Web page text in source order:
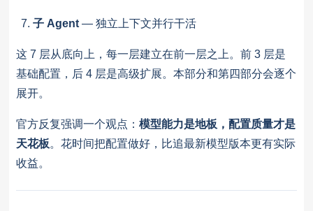
子 Agent — 独立上下文并行干活
这 7 层从底向上，每一层建立在前一层之上。前 3 层是
基础配置，后 4 层是高级扩展。本部分和第四部分会逐个
展开。
官方反复强调一个观点：模型能力是地板，配置质量才是
天花板。花时间把配置做好，比追最新模型版本更有实际
收益。